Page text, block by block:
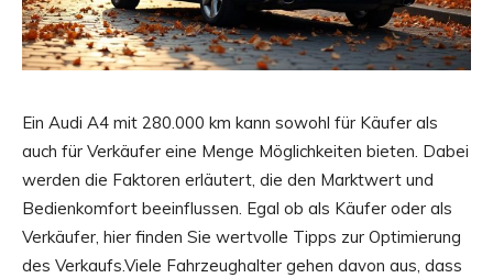
Ein Audi A4 mit 280.000 km kann sowohl für Käufer als
auch für Verkäufer eine Menge Möglichkeiten bieten. Dabei
werden die Faktoren erläutert, die den Marktwert und
Bedienkomfort beeinflussen. Egal ob als Käufer oder als
Verkäufer, hier finden Sie wertvolle Tipps zur Optimierung
des Verkaufs.Viele Fahrzeughalter gehen davon aus, dass